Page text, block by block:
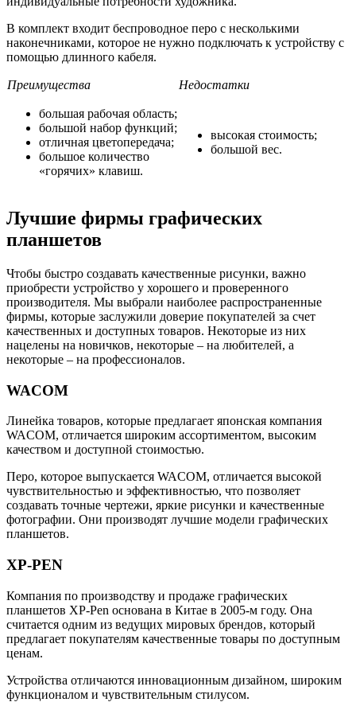
В комплект входит беспроводное перо с несколькими
наконечниками, которое не нужно подключать к устройству с
помощью длинного кабеля.
Преимущества Недостатки
большая рабочая область;
большой набор функций;
отличная цветопередача;
большое количество
«горячих» клавиш.
высокая стоимость;
большой вес.
Лучшие фирмы графических
планшетов
Чтобы быстро создавать качественные рисунки, важно
приобрести устройство у хорошего и проверенного
производителя. Мы выбрали наиболее распространенные
фирмы, которые заслужили доверие покупателей за счет
качественных и доступных товаров. Некоторые из них
нацелены на новичков, некоторые – на любителей, а
некоторые – на профессионалов.
WACOM
Линейка товаров, которые предлагает японская компания
WACOM, отличается широким ассортиментом, высоким
качеством и доступной стоимостью.
Перо, которое выпускается WACOM, отличается высокой
чувствительностью и эффективностью, что позволяет
создавать точные чертежи, яркие рисунки и качественные
фотографии. Они производят лучшие модели графических
планшетов.
XP-PEN
Компания по производству и продаже графических
планшетов XP-Pen основана в Китае в 2005-м году. Она
считается одним из ведущих мировых брендов, который
предлагает покупателям качественные товары по доступным
ценам.
Устройства отличаются инновационным дизайном, широким
функционалом и чувствительным стилусом.